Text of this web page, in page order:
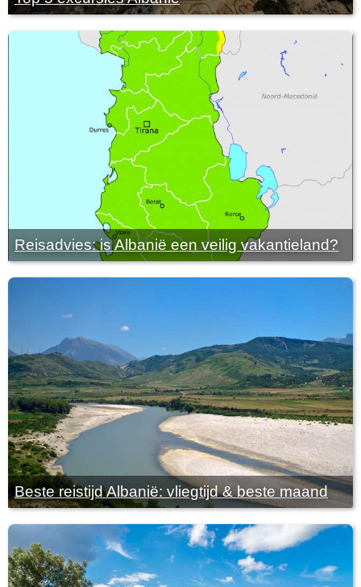
Reisadvies: is Albanië een veilig vakantieland?
Beste reistijd Albanië: vliegtijd & beste maand